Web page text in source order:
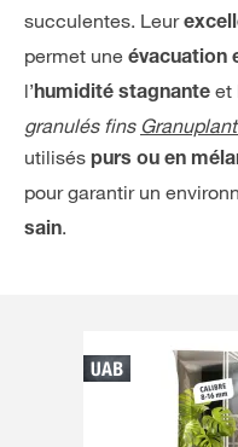
succulentes. Leur
permet une évacuation
l’humidité stagnante et
granulés fins
utilisés purs ou en
pour garantir un
sain.